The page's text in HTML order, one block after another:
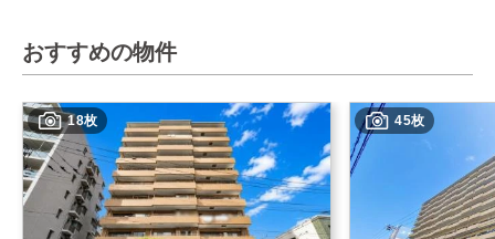
おすすめの物件
18枚 45枚